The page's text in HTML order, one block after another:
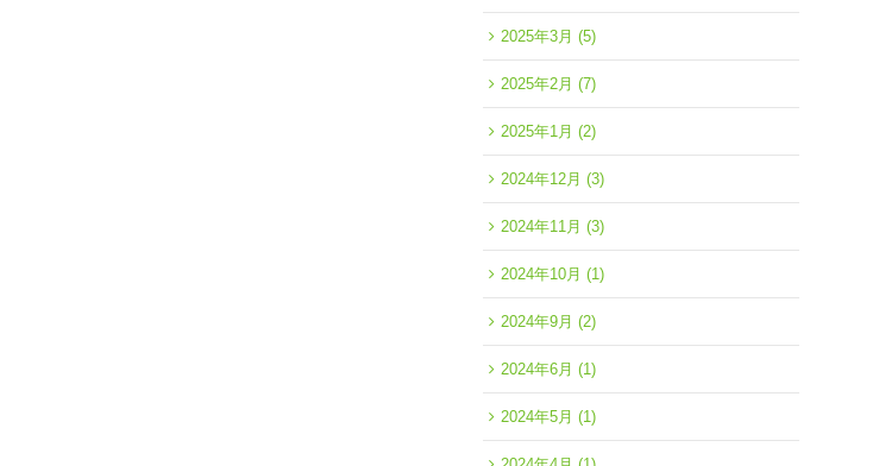
2025年3月 (5)
2025年2月 (7)
2025年1月 (2)
2024年12月 (3)
2024年11月 (3)
2024年10月 (1)
2024年9月 (2)
2024年6月 (1)
2024年5月 (1)